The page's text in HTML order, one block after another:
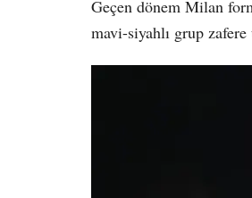
Geçen dönem Milan
mavi-siyahlı grup zafere